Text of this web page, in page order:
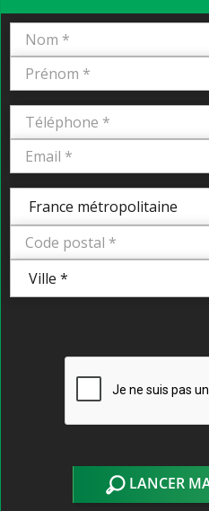
LANCER